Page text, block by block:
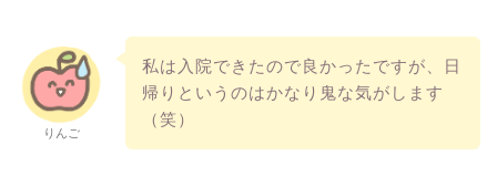
りんご
私は入院できたので良かったですが、日
帰りというのはかなり鬼な気がします
（笑）